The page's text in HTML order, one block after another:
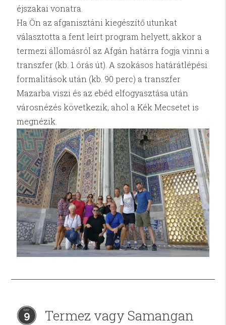
éjszakai vonatra.
Ha Ön az afganisztáni kiegészítő utunkat
választotta a fent leírt program helyett, akkor a
termezi állomásról az Afgán határra fogja vinni a
transzfer (kb. 1 órás út). A szokásos határátlépési
formalitások után (kb. 90 perc) a transzfer
Mazarba viszi és az ebéd elfogyasztása után
városnézés következik, ahol a Kék Mecsetet is
megnézik.
9 Termez vagy Samangan